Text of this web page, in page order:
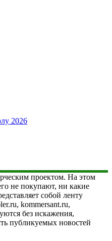
2026
проектом. На этом
не покупают, ни какие
собой ленту
kommersant.ru,
без искажения,
публикуемых новостей